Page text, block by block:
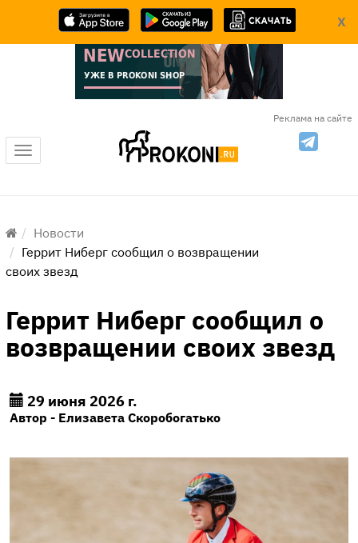
X
Реклама на сайте
Меню
Новости
Геррит Ниберг сообщил о возвращении
своих звезд
Геррит Ниберг сообщил о
возвращении своих звезд
29 июня 2026 г.
Автор - Елизавета Скоробогатько